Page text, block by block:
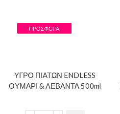
ΠΡΟΣΦΟΡΆ
ΥΓΡΟ ΠΙΑΤΩΝ ENDLESS
ΘΥΜΑΡΙ & ΛΕΒΑΝΤΑ 500ml